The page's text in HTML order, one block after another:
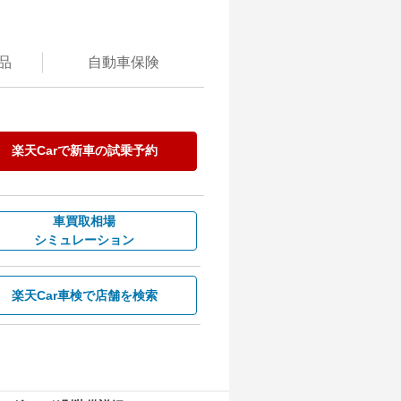
自動車保険
楽天Carで新車の試乗予約
車買取相場
シミュレーション
楽天Car車検で店舗を検索